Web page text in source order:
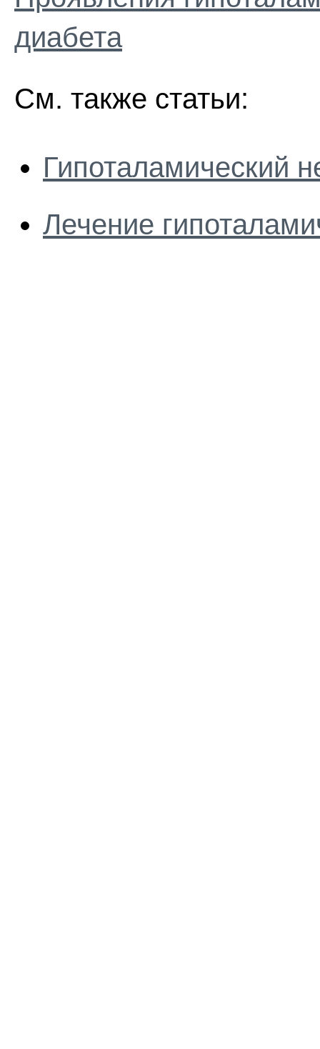
диабета
См. также статьи:
Гипоталамический
Лечение